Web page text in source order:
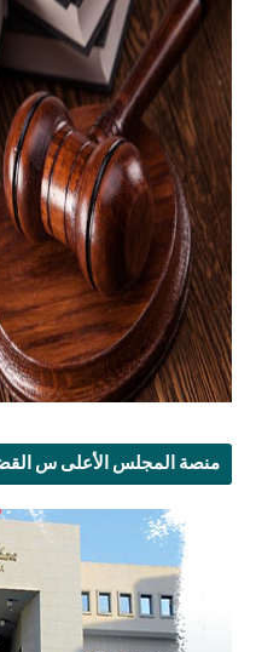
منصة المجلس الأعلى س